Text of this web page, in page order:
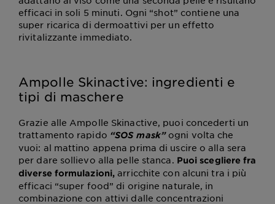
efficaci in soli 5 minuti. Ogni “shot” contiene una
super ricarica di dermoattivi per un effetto
rivitalizzante immediato.
Ampolle Skinactive: ingredienti e
tipi di maschere
Grazie alle Ampolle Skinactive, puoi concederti un
trattamento rapido “SOS mask”ogni volta che
vuoi: al mattino appena prima di uscire o alla sera
per dare sollievo alla pelle stanca. Puoi scegliere fra
diverse formulazioni, arricchite con alcuni tra i più
efficaci “super food” di origine naturale, in
combinazione con attivi dalle concentrazioni